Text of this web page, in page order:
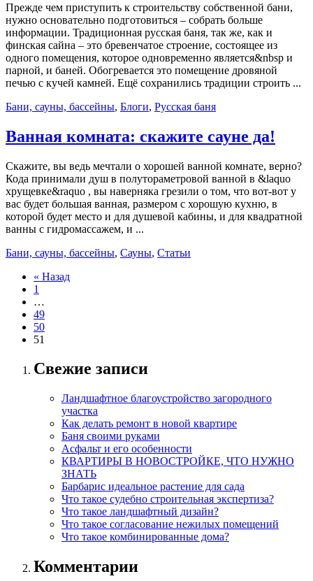
Прежде чем приступить к строительству собственной бани,
нужно основательно подготовиться – собрать больше
информации. Традиционная русская баня, так же, как и
финская сайна – это бревенчатое строение, состоящее из
одного помещения, которое одновременно является&nbsp и
парной, и баней. Обогревается это помещение дровяной
печью с кучей камней. Ещё сохранились традиции строить ...
Бани, сауны, бассейны, Блоги, Русская баня
Ванная комната: скажите сауне да!
Скажите, вы ведь мечтали о хорошей ванной комнате, верно?
Кода принимали душ в полутораметровой ванной в &laquo
хрущевке&raquo , вы наверняка грезили о том, что вот-вот у
вас будет большая ванная, размером с хорошую кухню, в
которой будет место и для душевой кабины, и для квадратной
ванны с гидромассажем, и ...
Бани, сауны, бассейны, Сауны, Статьи
« Назад
1
…
49
50
51
Свежие записи
Ландшафтное благоустройство загородного
участка
Как делать ремонт в новой квартире
Баня своими руками
Асфальт и его особенности
КВАРТИРЫ В НОВОСТРОЙКЕ, ЧТО НУЖНО
ЗНАТЬ
Барбарис идеальное растение для сада
Что такое судебно строительная экспертиза?
Что такое ландшафтный дизайн?
Что такое согласование нежилых помещений
Что такое комбинированные дома?
Комментарии